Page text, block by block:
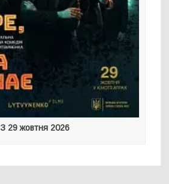
З 29 жовтня 2026